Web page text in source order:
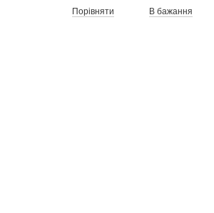
Порівняти В бажання